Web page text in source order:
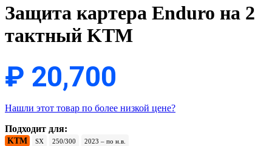
Защита картера Enduro на 2
тактный KTM
₽ 20,700
Нашли этот товар по более низкой цене?
Подходит для:
KTM SX 250/300 2023 – по н.в.